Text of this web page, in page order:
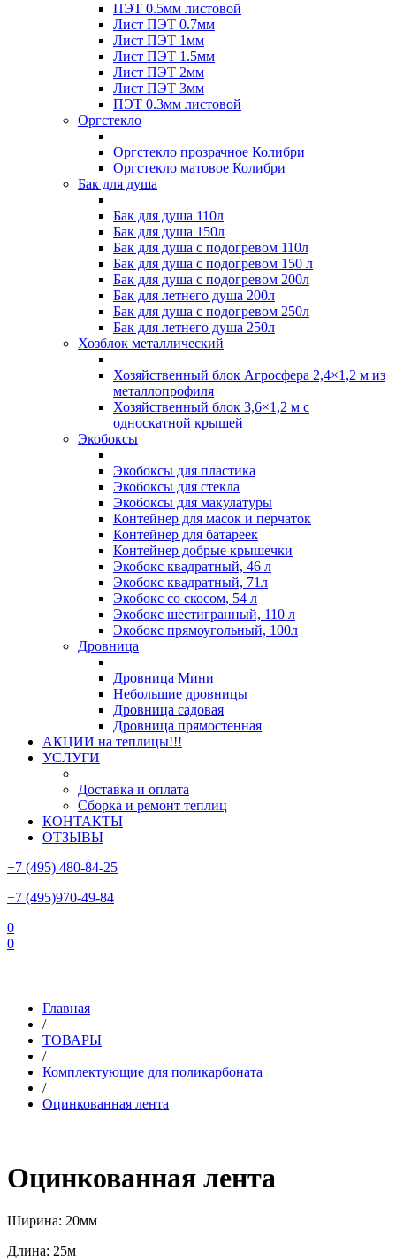
ПЭТ 0.5мм листовой
Лист ПЭТ 0.7мм
Лист ПЭТ 1мм
Лист ПЭТ 1.5мм
Лист ПЭТ 2мм
Лист ПЭТ 3мм
ПЭТ 0.3мм листовой
Оргстекло
Оргстекло прозрачное Колибри
Оргстекло матовое Колибри
Бак для душа
Бак для душа 110л
Бак для душа 150л
Бак для душа с подогревом 110л
Бак для душа с подогревом 150 л
Бак для душа с подогревом 200л
Бак для летнего душа 200л
Бак для душа с подогревом 250л
Бак для летнего душа 250л
Хозблок металлический
Хозяйственный блок Агросфера 2,4×1,2 м из
металлопрофиля
Хозяйственный блок 3,6×1,2 м с
односкатной крышей
Экобоксы
Экобоксы для пластика
Экобоксы для стекла
Экобоксы для макулатуры
Контейнер для масок и перчаток
Контейнер для батареек
Контейнер добрые крышечки
Экобокс квадратный, 46 л
Экобокс квадратный, 71л
Экобокс со скосом, 54 л
Экобокс шестигранный, 110 л
Экобокс прямоугольный, 100л
Дровница
Дровница Мини
Небольшие дровницы
Дровница садовая
Дровница прямостенная
АКЦИИ на теплицы!!!
УСЛУГИ
Доставка и оплата
Сборка и ремонт теплиц
КОНТАКТЫ
ОТЗЫВЫ
+7 (495) 480-84-25
+7 (495)970-49-84
0
0
Главная
/
ТОВАРЫ
/
Комплектующие для поликарбоната
/
Оцинкованная лента
Оцинкованная лента
Ширина: 20мм
Длина: 25м